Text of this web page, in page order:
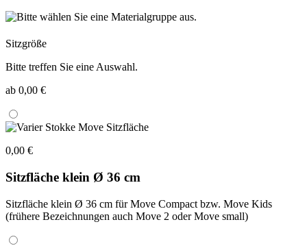
Sitzgröße
Bitte treffen Sie eine Auswahl.
ab 0,00 €
0,00 €
Sitzfläche klein Ø 36 cm
Sitzfläche klein Ø 36 cm für Move Compact bzw. Move Kids
(frühere Bezeichnungen auch Move 2 oder Move small)